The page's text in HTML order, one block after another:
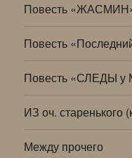
Повесть
Повесть
Повесть «СЛЕДЫ
ИЗ оч.
Между прочего